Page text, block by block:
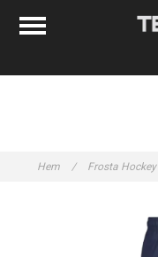
Hem / Frosta Hockey